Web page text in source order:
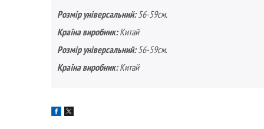
Розмір універсальний:56-59см.
Країна виробник:Китай
Розмір універсальний:56-59см.
Країна виробник:Китай